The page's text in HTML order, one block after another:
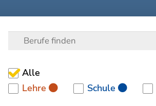
Alle
Lehre
Schule